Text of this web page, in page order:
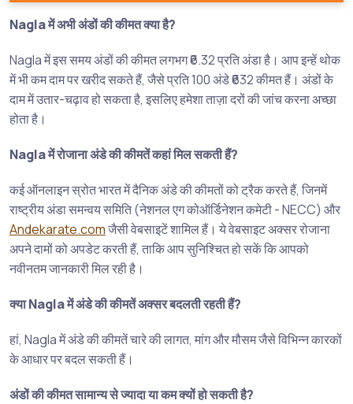
Nagla में अभी अंडों की कीमत क्या है?
Nagla में इस समय अंडों की कीमत लगभग ₹6.32 प्रति अंडा है। आप इन्हें थोक
में भी कम दाम पर खरीद सकते हैं, जैसे प्रति 100 अंडे ₹632 कीमत हैं। अंडों के
दाम में उतार-चढ़ाव हो सकता है, इसलिए हमेशा ताज़ा दरों की जांच करना अच्छा
होता है।
Nagla में रोजाना अंडे की कीमतें कहां मिल सकती हैं?
कई ऑनलाइन स्रोत भारत में दैनिक अंडे की कीमतों को ट्रैक करते हैं, जिनमें
राष्ट्रीय अंडा समन्वय समिति (नेशनल एग कोऑर्डिनेशन कमेटी - NECC) और
Andekarate.comजैसी वेबसाइटें शामिल हैं। ये वेबसाइट अक्सर रोजाना
अपने दामों को अपडेट करती हैं, ताकि आप सुनिश्चित हो सकें कि आपको
नवीनतम जानकारी मिल रही है।
क्या Nagla में अंडे की कीमतें अक्सर बदलती रहती हैं?
हां, Nagla में अंडे की कीमतें चारे की लागत, मांग और मौसम जैसे विभिन्न कारकों
के आधार पर बदल सकती हैं।
अंडों की कीमत सामान्य से ज्यादा या कम क्यों हो सकती है?